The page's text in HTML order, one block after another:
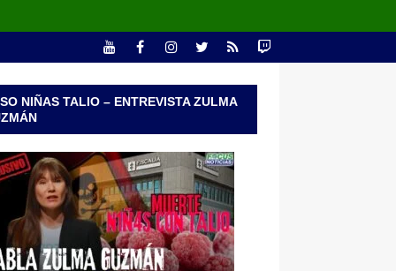
NIÑAS TALIO – ENTREVISTA ZULMA